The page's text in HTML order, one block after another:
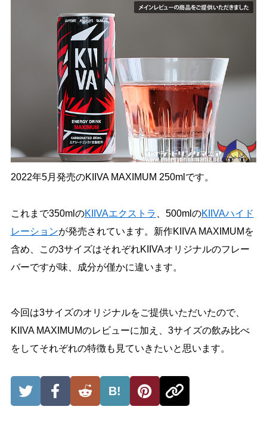
2022年5月発売のKIIVA MAXIMUM 250mlです。
これまで350mlのKIIVAエクストラ 、500mlのKIIVAハイド
レーションが発売されています。新作KIIVA MAXIMUMを
含め、この3サイズはそれぞれKIIVAオリジナルのフレー
バーですが味、成分が僅かに違います。
今回は3サイズのオリジナルをご提供いただいたので、
KIIVA MAXIMUMのレビューに加え、3サイズの飲み比べ
をしてそれぞれの特徴も見ていきたいと思います。
B!